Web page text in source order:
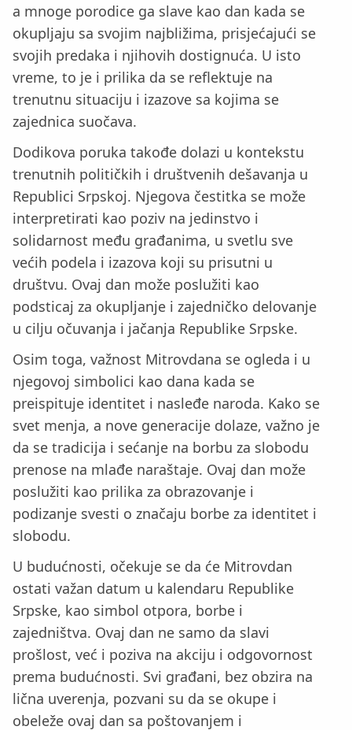
a mnoge porodice ga slave kao dan kada se
okupljaju sa svojim najbližima, prisjećajući se
svojih predaka i njihovih dostignuća. U isto
vreme, to je i prilika da se reflektuje na
trenutnu situaciju i izazove sa kojima se
zajednica suočava.
Dodikova poruka takođe dolazi u kontekstu
trenutnih političkih i društvenih dešavanja u
Republici Srpskoj. Njegova čestitka se može
interpretirati kao poziv na jedinstvo i
solidarnost među građanima, u svetlu sve
većih podela i izazova koji su prisutni u
društvu. Ovaj dan može poslužiti kao
podsticaj za okupljanje i zajedničko delovanje
u cilju očuvanja i jačanja Republike Srpske.
Osim toga, važnost Mitrovdana se ogleda i u
njegovoj simbolici kao dana kada se
preispituje identitet i nasleđe naroda. Kako se
svet menja, a nove generacije dolaze, važno je
da se tradicija i sećanje na borbu za slobodu
prenose na mlađe naraštaje. Ovaj dan može
poslužiti kao prilika za obrazovanje i
podizanje svesti o značaju borbe za identitet i
slobodu.
U budućnosti, očekuje se da će Mitrovdan
ostati važan datum u kalendaru Republike
Srpske, kao simbol otpora, borbe i
zajedništva. Ovaj dan ne samo da slavi
prošlost, već i poziva na akciju i odgovornost
prema budućnosti. Svi građani, bez obzira na
lična uverenja, pozvani su da se okupe i
obeleže ovaj dan sa poštovanjem i